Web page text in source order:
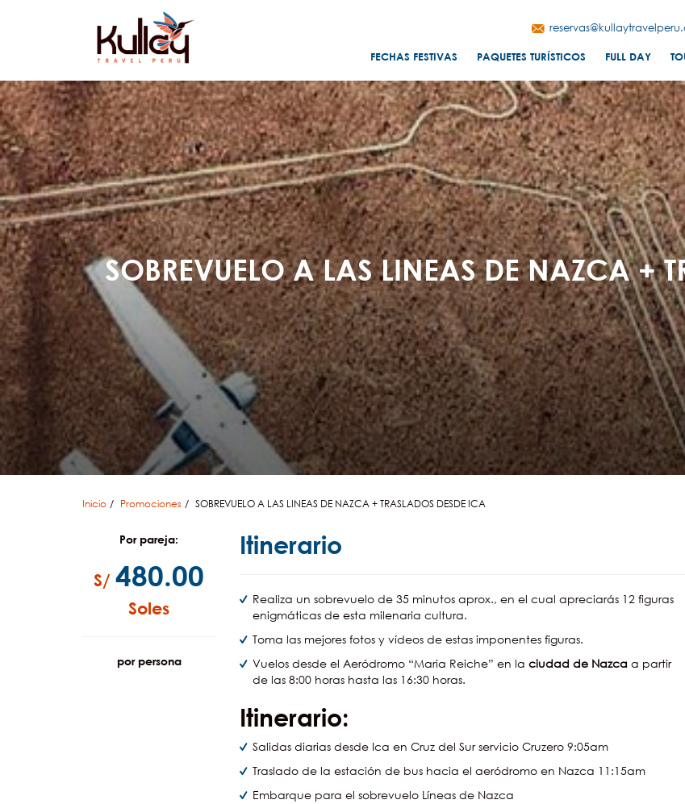
FECHAS FESTIVAS PAQUETES TURÍSTICOS FULL DAY
SOBREVUELO A LAS LINEAS DE NAZCA +
Inicio Promociones SOBREVUELO A LAS LINEAS DE NAZCA + TRASLADOS DESDE ICA
Por pareja:
S/ 480.00
Soles
por persona
Itinerario
Realiza un sobrevuelo de 35 minutos aprox., en el cual apreciarás 12 figuras
enigmáticas de esta milenaria cultura.
Toma las mejores fotos y vídeos de estas imponentes figuras.
Vuelos desde el Aeródromo “Maria Reiche” en la ciudad de Nazca a partir
de las 8:00 horas hasta las 16:30 horas.
Itinerario:
Salidas diarias desde Ica en Cruz del Sur servicio Cruzero 9:05am
Traslado de la estación de bus hacia el aeródromo en Nazca 11:15am
Embarque para el sobrevuelo Líneas de Nazca